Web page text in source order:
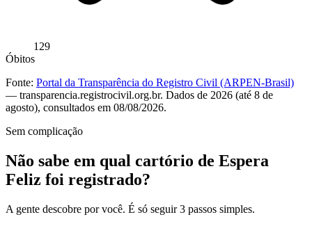
129
Óbitos
Fonte: Portal da Transparência do Registro Civil (ARPEN-Brasil)
— transparencia.registrocivil.org.br. Dados de 2026 (até 8 de
agosto), consultados em 08/08/2026.
Sem complicação
Não sabe em qual cartório de Espera
Feliz foi registrado?
A gente descobre por você. É só seguir 3 passos simples.